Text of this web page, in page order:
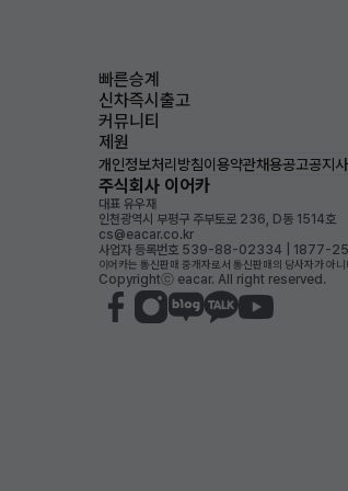
빠른승계
신차즉시출고
커뮤니티
제원
개인정보처리방침이용약관채용공고공지
주식회사 이어카
대표 유우재
인천광역시 부평구 주부토로 236, D동 1514호
cs@eacar.co.kr
사업자 등록번호 539-88-02334 | 1877-
이어카는 통신판매 중개자로서 통신판매의 당사자가 아
Copyrightⓒ eacar. All right reserved.